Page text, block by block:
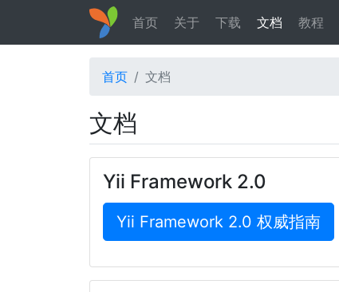
首页 关于 下载 文档 教程
首页 文档
文档
Yii Framework 2.0
Yii Framework 2.0 权威指南